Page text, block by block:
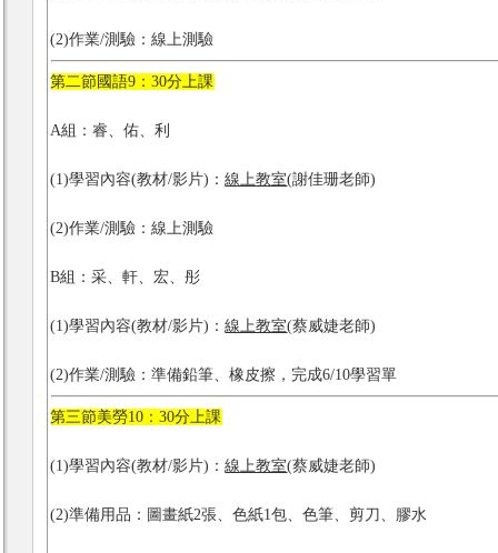
(2)作業/測驗：線上測驗
第二節國語9：30分上課
A組：睿、佑、利
(1)學習內容(教材/影片)：線上教室(謝佳珊老師)
(2)作業/測驗：線上測驗
B組：采、軒、宏、彤
(1)學習內容(教材/影片)：線上教室(蔡威婕老師)
(2)作業/測驗：準備鉛筆、橡皮擦，完成6/10學習單
第三節美勞10：30分上課
(1)學習內容(教材/影片)：線上教室(蔡威婕老師)
(2)準備用品：圖畫紙2張、色紙1包、色筆、剪刀、膠水